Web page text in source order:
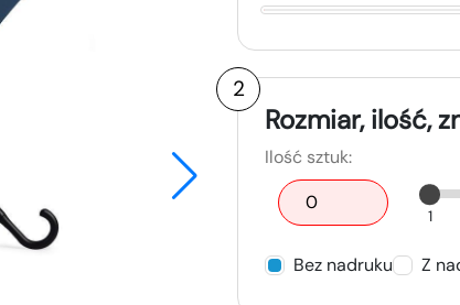
2
Rozmiar, ilość,
Ilość sztuk:
1
Bez nadruku Z